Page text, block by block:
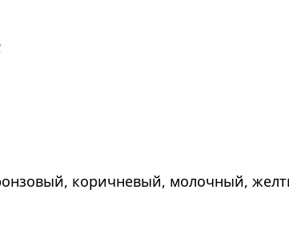
коричневый, молочный,